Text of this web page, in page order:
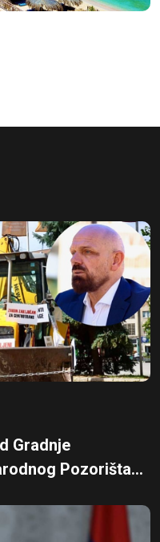
Gradnje
Pozorišta...